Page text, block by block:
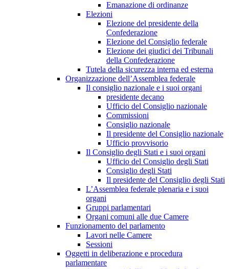
Emanazione di ordinanze
Elezioni
Elezione del presidente della
Confederazione
Elezione del Consiglio federale
Elezione dei giudici dei Tribunali
della Confederazione
Tutela della sicurezza interna ed esterna
Organizzazione dell’Assemblea federale
Il consiglio nazionale e i suoi organi
presidente decano
Ufficio del Consiglio nazionale
Commissioni
Consiglio nazionale
Il presidente del Consiglio nazionale
Ufficio provvisorio
Il Consiglio degli Stati e i suoi organi
Ufficio del Consiglio degli Stati
Consiglio degli Stati
Il presidente del Consiglio degli Stati
L’Assemblea federale plenaria e i suoi
organi
Gruppi parlamentari
Organi comuni alle due Camere
Funzionamento del parlamento
Lavori nelle Camere
Sessioni
Oggetti in deliberazione e procedura
parlamentare